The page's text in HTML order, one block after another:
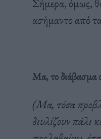
ασήμαντο από
Μα, το διάβασμα
(Μα, τόσα
διυλίζουν πάλι